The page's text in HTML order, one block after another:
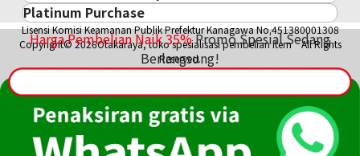
Harga Pembelian Naik35%Promo Spesial Sedang
Berlangsung!
Harga Pasar Emas / Kurs Emas
Aksesoris Emas
PATEK PHILIPPE
AUDEMARS PIGUET
VACHERON CONSTANTIN
BREGUEST
Cartier
LOUIS VUITTON
Hermès
CELINE
Fendi
Dior
Pembelian berlian & perhiasan
Berlian
Zamrud
Safir
Rubi
Platinum Purchase
Platinum
Lisensi Komisi Keamanan Publik Prefektur Kanagawa No.451380001308
Copyright© 2026Otakaraya, toko spesialisasi pembelian item All Rights
Reserved.